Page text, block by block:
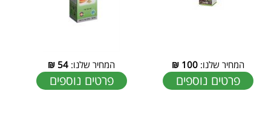
המחיר שלנו:100
₪
פרטים נוספים
המחיר שלנו: 54
₪
פרטים נוספים